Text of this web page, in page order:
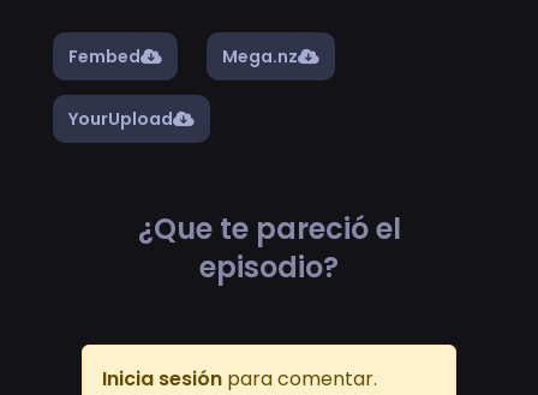
Fembed Mega.nz
YourUpload
¿Que te pareció el
episodio?
Inicia sesión para comentar.